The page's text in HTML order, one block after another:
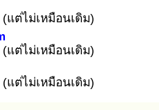
(แต่ไม่เหมือนเดิม)
(แต่ไม่เหมือนเดิม)
(แต่ไม่เหมือนเดิม)